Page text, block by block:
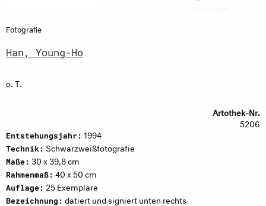
Fotografie
Han, Young-Ho
o. T.
Artothek-Nr.
5206
Entstehungsjahr: 1994
Technik: Schwarzweißfotografie
Maße: 30 x 39,8 cm
Rahmenmaß: 40 x 50 cm
Auflage: 25 Exemplare
Bezeichnung: datiert und signiert unten rechts